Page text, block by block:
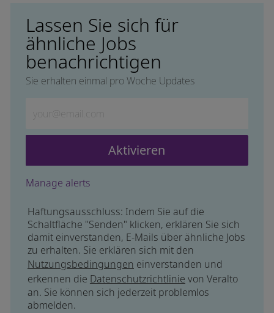
Lassen Sie sich für
ähnliche Jobs
benachrichtigen
Sie erhalten einmal pro Woche Updates
Aktivieren
Manage alerts
Haftungsausschluss: Indem Sie auf die
Schaltfläche "Senden" klicken, erklären Sie sich
damit einverstanden, E-Mails über ähnliche Jobs
zu erhalten. Sie erklären sich mit den
Nutzungsbedingungen einverstanden und
erkennen die Datenschutzrichtlinie von Veralto
an. Sie können sich jederzeit problemlos
abmelden.